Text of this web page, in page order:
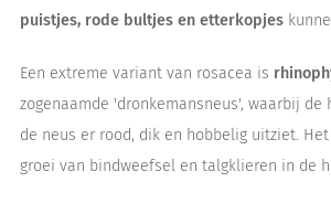
puistjes, rode bultjes en etterkopjes
Een extreme variant van rosacea is
zogenaamde 'dronkemansneus', waarbij de
de neus er rood, dik en hobbelig uitziet.
groei van bindweefsel en talgklieren in de